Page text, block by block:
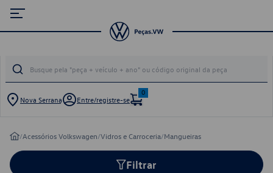
Nova Serrana Entre/registre-se
0
/Acessórios Volkswagen/Vidros e Carroceria/Mangueiras
Filtrar